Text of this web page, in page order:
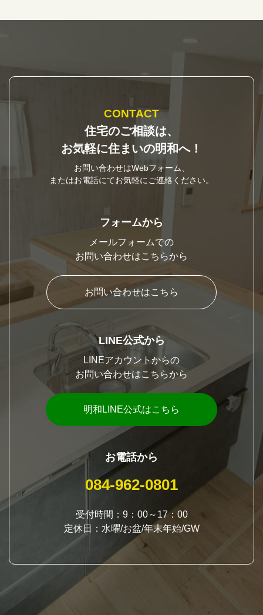
CONTACT
住宅のご相談は、
お気軽に住まいの明和へ！
お問い合わせはWebフォーム、
またはお電話にてお気軽にご連絡ください。
フォームから
メールフォームでの
お問い合わせはこちらから
お問い合わせはこちら
LINE公式から
LINEアカウントからの
お問い合わせはこちらから
明和LINE公式はこちら
お電話から
084-962-0801
受付時間：9：00～17：00
定休日：水曜/お盆/年末年始/GW